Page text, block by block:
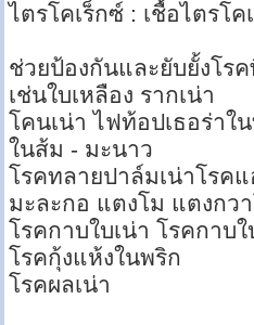
ไตรโคเร็กซ์ : เชื้อไตรโค
ช่วยป้องกันและยับยั้งโร
เช่นใบเหลือง รากเน่า
โคนเน่า ไฟท้อปเธอร่าใ
ในส้ม - มะนาว
โรคทลายปาล์มเน่าโรค
มะละกอ แตงโม แตงกว
โรคกาบใบเน่า โรคกาบ
โรคกุ้งแห้งในพริก
โรคผลเน่า